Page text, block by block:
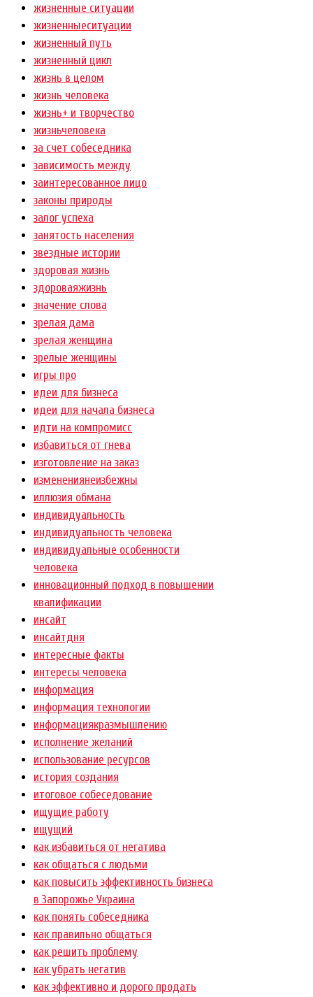
жизненные ситуации
жизненныеситуации
жизненный путь
жизненный цикл
жизнь в целом
жизнь человека
жизнь+ и творчество
жизньчеловека
за счет собеседника
зависимость между
заинтересованное лицо
законы природы
залог успеха
занятость населения
звездные истории
здоровая жизнь
здороваяжизнь
значение слова
зрелая дама
зрелая женщина
зрелые женщины
игры про
идеи для бизнеса
идеи для начала бизнеса
идти на компромисс
избавиться от гнева
изготовление на заказ
изменениянеизбежны
иллюзия обмана
индивидуальность
индивидуальность человека
индивидуальные особенности
человека
инновационный подход в повышении
квалификации
инсайт
инсайтдня
интересные факты
интересы человека
информация
информация технологии
информациякразмышлению
исполнение желаний
использование ресурсов
история создания
итоговое собеседование
ищущие работу
ищущий
как избавиться от негатива
как общаться с людьми
как повысить эффективность бизнеса
в Запорожье Украина
как понять собеседника
как правильно общаться
как решить проблему
как убрать негатив
как эффективно и дорого продать